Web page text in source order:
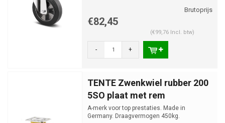
€82,45
(€99,76 Incl. btw)
- +
TENTE Zwenkwiel rubber 200
5SO plaat met rem
A-merk voor top prestaties. Made in
Germany. Draagvermogen 450kg.